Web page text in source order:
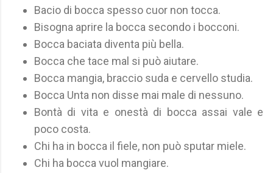
Bacio di bocca spesso cuor non tocca.
Bisogna aprire la bocca secondo i bocconi.
Bocca baciata diventa più bella.
Bocca che tace mal si può aiutare.
Bocca mangia, braccio suda e cervello studia.
Bocca Unta non disse mai male di nessuno.
Bontà di vita e onestà di bocca assai vale e
poco costa.
Chi ha in bocca il fiele, non può sputar miele.
Chi ha bocca vuol mangiare.